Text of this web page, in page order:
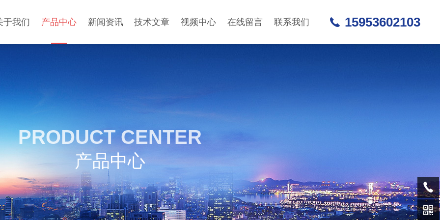
于我们 产品中心 新闻资讯 技术文章 视频中心 在线留言 联系我们 15953602103
PRODUCT CENTER
产品中心